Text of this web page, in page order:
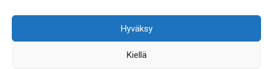
Hyväksy
Kiellä